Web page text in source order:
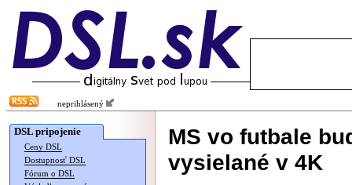
neprihlásený
DSL pripojenie
Ceny DSL
Dostupnosť DSL
Fórum o DSL
MS vo futbale
vysielané v 4K